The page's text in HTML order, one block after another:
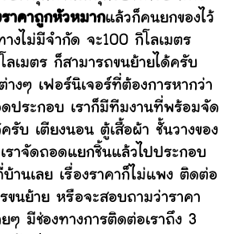
าคาถูกหัวหมากแล้วก็คนยกของไว้
างไม่มีจำกัด จะ100 กิโลเมตร
เมตร ก็สามารถขนย้ายได้ครับ
ต่างๆ เฟอร์นิเจอร์ที่ต้องการหากว่า
ดประกอบ เราก็มีทีมงานที่พร้อมจัด
รับ เตียงนอน ตู้เสื้อผ้า ชั้นวางของ
ราจัดถอดแยกชิ้นแล้วไปประกอบ
านเลย เรื่องราคาก็ไม่แพง ติดต่อ
ขนย้าย หรือจะสอบถามว่าราคา
ยๆ มีช่องทางการติดต่อเราถึง 3